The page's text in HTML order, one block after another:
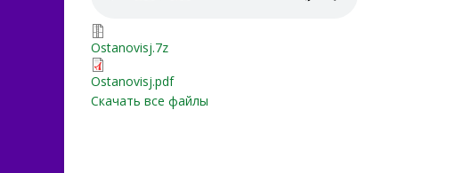
Ostanovisj.7z
Ostanovisj.7z
Ostanovisj.pdf
Ostanovisj.pdf
Скачать все файлы